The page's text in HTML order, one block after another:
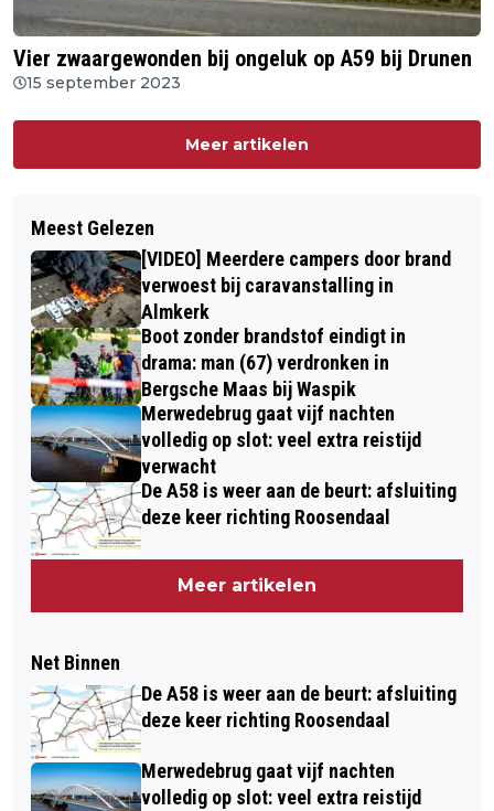
Vier zwaargewonden bij ongeluk op A59 bij Drunen
15 september 2023
Meer artikelen
Meest Gelezen
[VIDEO] Meerdere campers door brand
verwoest bij caravanstalling in
Almkerk
Boot zonder brandstof eindigt in
drama: man (67) verdronken in
Bergsche Maas bij Waspik
Merwedebrug gaat vijf nachten
volledig op slot: veel extra reistijd
verwacht
De A58 is weer aan de beurt: afsluiting
deze keer richting Roosendaal
Meer artikelen
Net Binnen
De A58 is weer aan de beurt: afsluiting
deze keer richting Roosendaal
Merwedebrug gaat vijf nachten
volledig op slot: veel extra reistijd